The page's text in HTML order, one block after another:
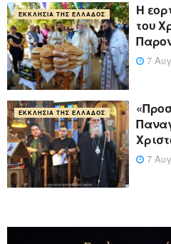
ΕΚΚΛΗΣΊΑ ΤΗΣ ΕΛΛΆΔΟΣ
Η
του
7
ΕΚΚΛΗΣΊΑ ΤΗΣ ΕΛΛΆΔΟΣ
7